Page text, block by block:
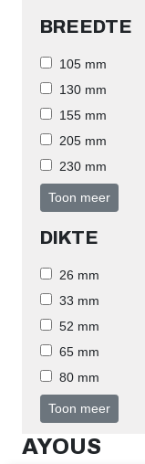
BREEDTE
105 mm
130 mm
155 mm
205 mm
230 mm
Toon meer
DIKTE
26 mm
33 mm
52 mm
65 mm
80 mm
Toon meer
AYOUS